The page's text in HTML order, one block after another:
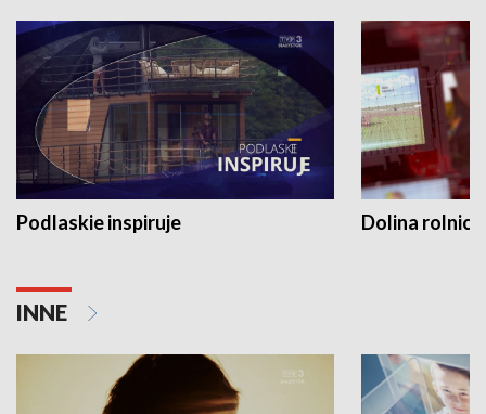
Podlaskie inspiruje Dolina
INNE